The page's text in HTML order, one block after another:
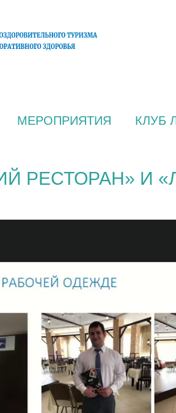
МЕРОПРИЯТИЯ КЛУБ
РЕСТОРАН» И